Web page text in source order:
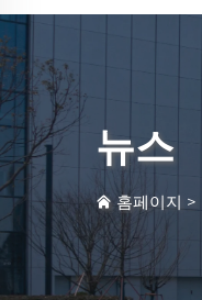
뉴스
홈페이지 >